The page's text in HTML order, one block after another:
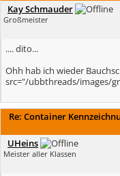
Kay Schmauder
Großmeister
.... dito...
Ohh hab ich wieder
src="/ubbthreads/images/
Re: Container
UHeins
Meister aller Klassen